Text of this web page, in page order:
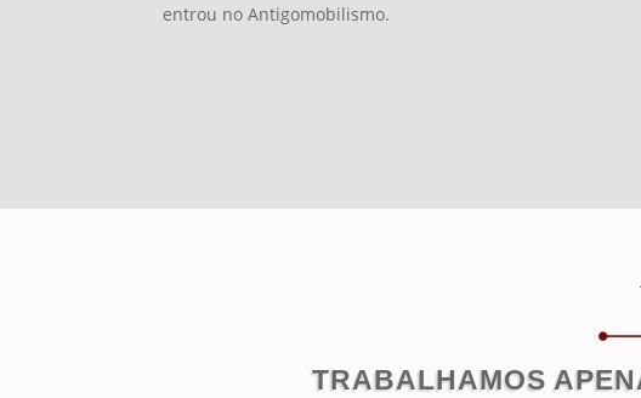
entrou no Antigomobilismo.
TRABALHAMOS